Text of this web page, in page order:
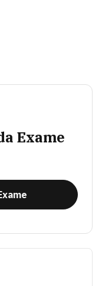
Exame